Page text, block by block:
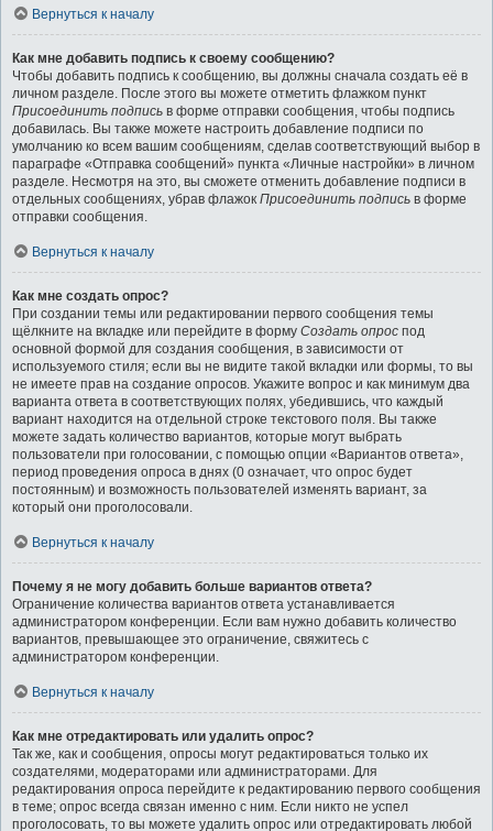
Вернуться к началу
Как мне добавить подпись к своему сообщению?
Чтобы добавить подпись к сообщению, вы должны сначала создать её в
личном разделе. После этого вы можете отметить флажком пункт
Присоединить подпись в форме отправки сообщения, чтобы подпись
добавилась. Вы также можете настроить добавление подписи по
умолчанию ко всем вашим сообщениям, сделав соответствующий выбор в
параграфе «Отправка сообщений» пункта «Личные настройки» в личном
разделе. Несмотря на это, вы сможете отменить добавление подписи в
отдельных сообщениях, убрав флажок Присоединить подпись в форме
отправки сообщения.
Вернуться к началу
Как мне создать опрос?
При создании темы или редактировании первого сообщения темы
щёлкните на вкладке или перейдите в форму Создать опрос под
основной формой для создания сообщения, в зависимости от
используемого стиля; если вы не видите такой вкладки или формы, то вы
не имеете прав на создание опросов. Укажите вопрос и как минимум два
варианта ответа в соответствующих полях, убедившись, что каждый
вариант находится на отдельной строке текстового поля. Вы также
можете задать количество вариантов, которые могут выбрать
пользователи при голосовании, с помощью опции «Вариантов ответа»,
период проведения опроса в днях (0 означает, что опрос будет
постоянным) и возможность пользователей изменять вариант, за
который они проголосовали.
Вернуться к началу
Почему я не могу добавить больше вариантов ответа?
Ограничение количества вариантов ответа устанавливается
администратором конференции. Если вам нужно добавить количество
вариантов, превышающее это ограничение, свяжитесь с
администратором конференции.
Вернуться к началу
Как мне отредактировать или удалить опрос?
Так же, как и сообщения, опросы могут редактироваться только их
создателями, модераторами или администраторами. Для
редактирования опроса перейдите к редактированию первого сообщения
в теме; опрос всегда связан именно с ним. Если никто не успел
проголосовать, то вы можете удалить опрос или отредактировать любой